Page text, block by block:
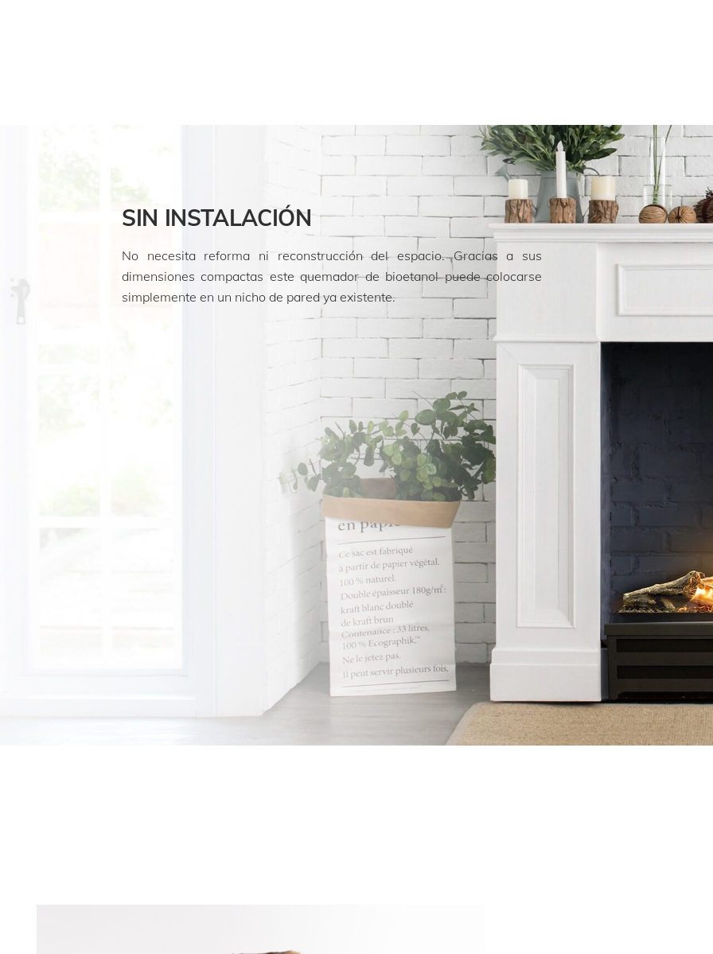
SIN INSTALACIÓN
No necesita reforma ni reconstrucción del espacio. Gracias a sus
dimensiones compactas este quemador de bioetanol puede colocarse
simplemente en un nicho de pared ya existente.